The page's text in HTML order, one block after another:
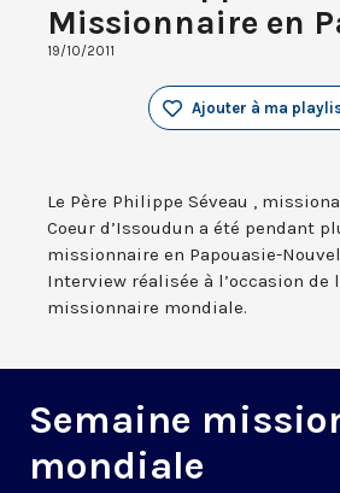
Missionnaire en
19/10/2011
Ajouter à ma
Le Père Philippe Séveau ,
Coeur d’Issoudun a été pendant
missionnaire en Papouasie-
Interview réalisée à l’occasion de
missionnaire mondiale.
Semaine
mondiale